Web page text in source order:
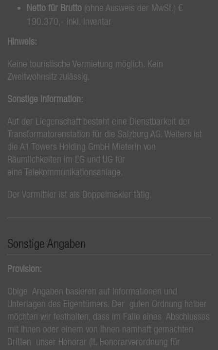
Netto für Brutto (ohne Ausweis der MwSt.) €
190.370,- inkl. Inventar
Hinweis:
Keine touristische Vermietung möglich. Kein
Zweitwohnsitz zulässig.
Sonstige Information:
Auf der Liegenschaft besteht eine Dienstbarkeit der
Transformatorenstation für die Salzburg AG. Weiters ist
die A1 Towers Holding GmbH Mieterin von
Räumlichkeiten im EG und UG für
eine Telekommunikationsanlage.
Der Vermittler ist als Doppelmakler tätig.
Sonstige Angaben
Provision:
Obige Angaben basieren auf Informationen und
Unterlagen des Eigentümers. Der guten Ordnung halber
möchten wir festhalten, dass im Falle eines Abschlusses
mit Ihnen oder einem von Ihnen namhaft gemachten
Dritten unser Honorar (lt. Honorarverordnung für